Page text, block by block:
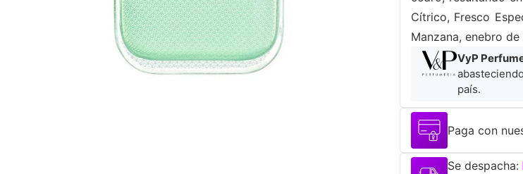
Cítrico, Fresco
Manzana, enebro
VyP
país.
Paga con
Se despacha: